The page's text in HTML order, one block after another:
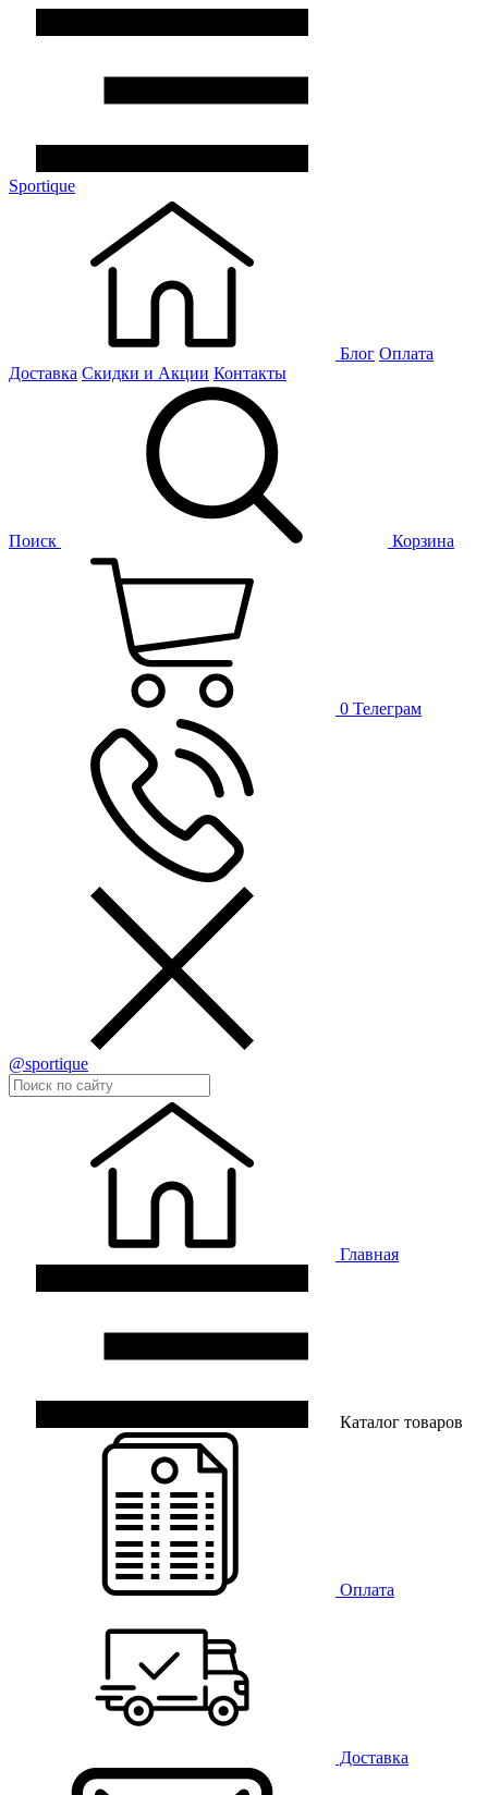
Sportique
Блог Оплата
Доставка Скидки и Акции Контакты
Поиск Корзина
0 Телеграм
@sportique
Главная
Каталог товаров
Оплата
Доставка